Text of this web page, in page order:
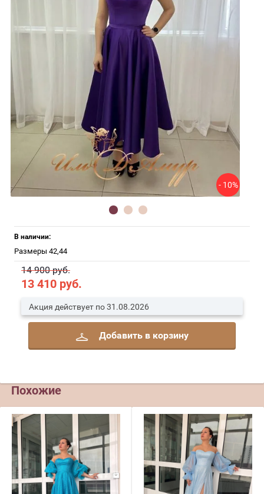
- 10%
В наличии:
Размеры 42,44
14 900 руб.
Акция действует по 31.08.2026
13 410 руб.
Добавить в корзину
Похожие